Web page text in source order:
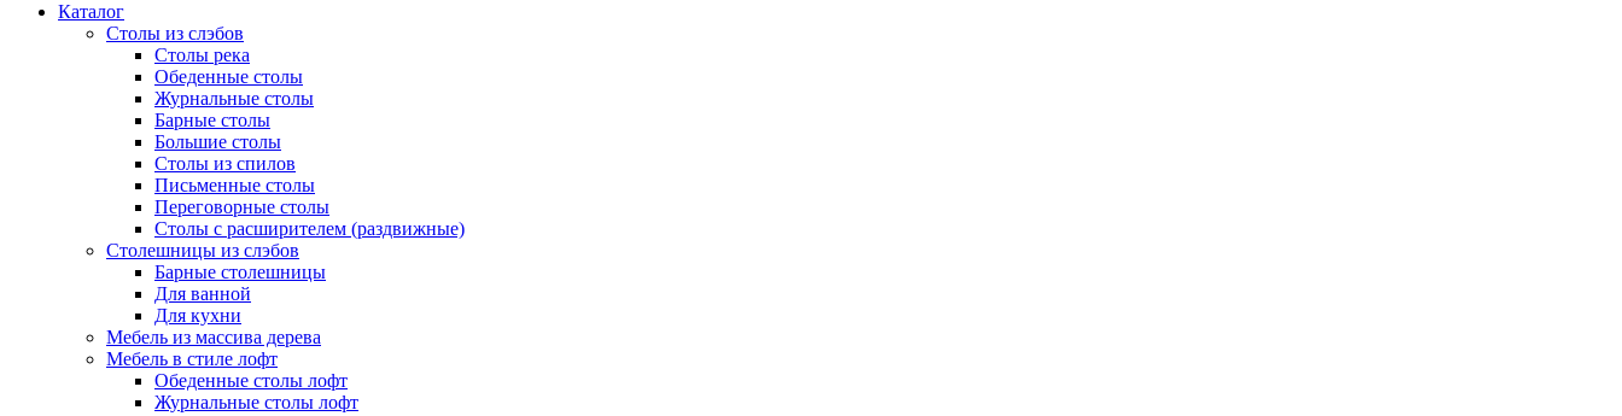
Каталог
Столы из слэбов
Столы река
Обеденные столы
Журнальные столы
Барные столы
Большие столы
Столы из спилов
Письменные столы
Переговорные столы
Столы с расширителем (раздвижные)
Столешницы из слэбов
Барные столешницы
Для ванной
Для кухни
Мебель из массива дерева
Мебель в стиле лофт
Обеденные столы лофт
Журнальные столы лофт